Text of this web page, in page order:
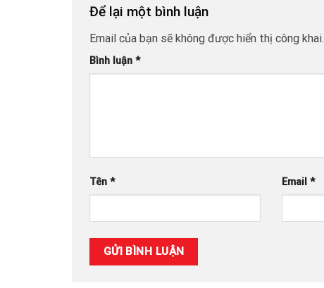
Để lại một bình luận
Email của bạn sẽ không được hiển thị công khai.
Bình luận *
Tên * Email*